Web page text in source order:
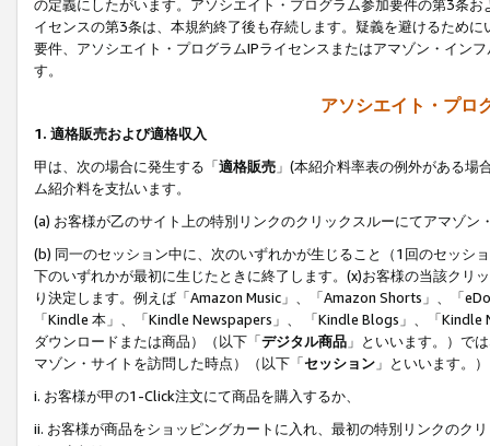
の定義にしたがいます。アソシエイト・プログラム参加要件の第3条
イセンスの第3条は、本規約終了後も存続します。疑義を避けるため
要件、アソシエイト・プログラムIPライセンスまたはアマゾン・イン
す。
アソシエイト・プロ
1. 適格販売および適格収入
甲は、次の場合に発生する「適格販売 」(本紹介料率表の例外がある
ム紹介料を支払います。
(a) お客様が乙のサイト上の特別リンクのクリックスルーにてアマゾン
(b) 同一のセッション中に、次のいずれかが生じること（1回のセッシ
下のいずれかが最初に生じたときに終了します。(x)お客様の当該ク
り決定します。例えば「Amazon Music」、「Amazon Shorts」、「
「Kindle 本」、「Kindle Newspapers」、 「Kindle Blogs」、「
ダウンロードまたは商品）（以下「デジタル商品 」といいます。）で
マゾン・サイトを訪問した時点）（以下「セッション 」といいます。
i. お客様が甲の1-Click注文にて商品を購入するか、
ii. お客様が商品をショッピングカートに入れ、最初の特別リンクのク